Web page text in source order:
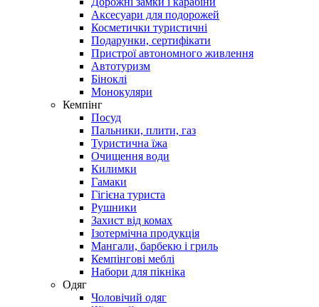
Аксесуари для подорожей
Косметички туристичні
Подарунки, сертифікати
Пристрої автономного живлення
Автотуризм
Біноклі
Монокуляри
Кемпінг
Посуд
Пальники, плити, газ
Туристична їжа
Очищення води
Килимки
Гамаки
Гігієна туриста
Рушники
Захист від комах
Ізотермічна продукція
Мангали, барбекю і гриль
Кемпінгові меблі
Набори для пікніка
Одяг
Чоловічий одяг